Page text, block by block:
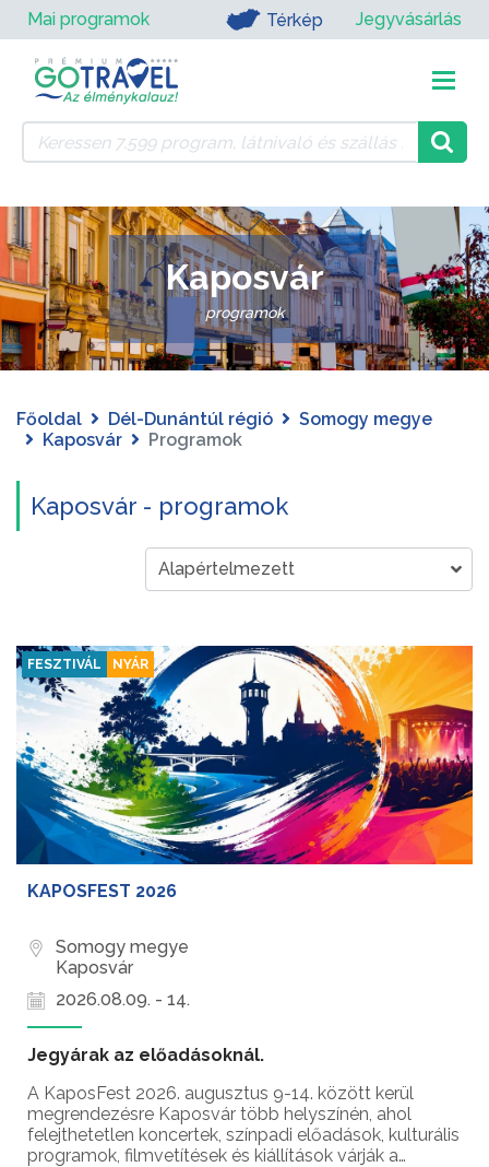
Mai programok Térkép Jegyvásárlás
Kaposvár
programok
Főoldal Dél-Dunántúl régió
Somogy megye
Kaposvár
Programok
Kaposvár - programok
FESZTIVÁL NYÁR
KAPOSFEST 2026
Somogy megye
Kaposvár
2026.08.09. - 14.
Jegyárak az előadásoknál.
A KaposFest 2026. augusztus 9-14. között kerül
megrendezésre Kaposvár több helyszínén, ahol
felejthetetlen koncertek, színpadi előadások, kulturális
programok, filmvetítések és kiállítások várják a